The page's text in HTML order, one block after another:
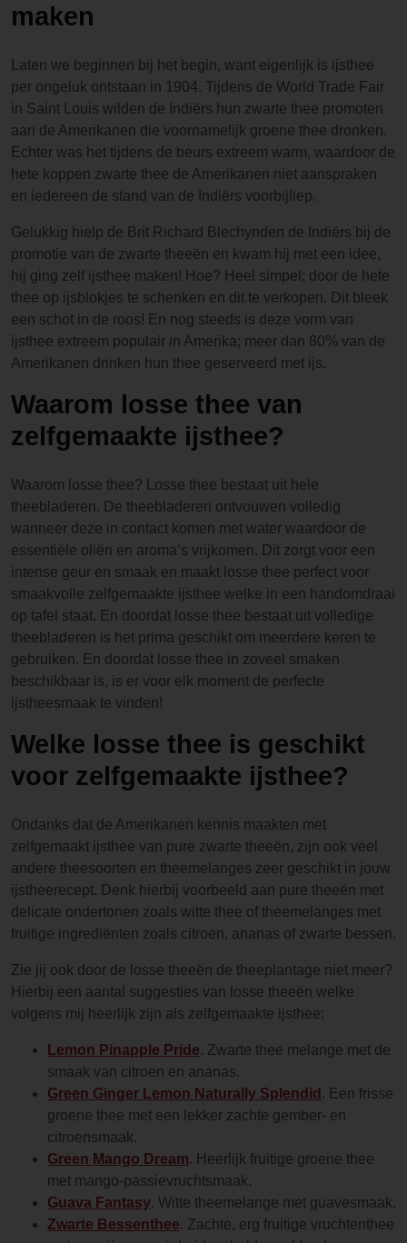
maken
Laten we beginnen bij het begin, want eigenlijk is ijsthee
per ongeluk ontstaan in 1904. Tijdens de World Trade Fair
in Saint Louis wilden de Indiërs hun zwarte thee promoten
aan de Amerikanen die voornamelijk groene thee dronken.
Echter was het tijdens de beurs extreem warm, waardoor de
hete koppen zwarte thee de Amerikanen niet aanspraken
en iedereen de stand van de Indiërs voorbijliep.
Gelukkig hielp de Brit Richard Blechynden de Indiërs bij de
promotie van de zwarte theeën en kwam hij met een idee,
hij ging zelf ijsthee maken! Hoe? Heel simpel; door de hete
thee op ijsblokjes te schenken en dit te verkopen. Dit bleek
een schot in de roos! En nog steeds is deze vorm van
ijsthee extreem populair in Amerika; meer dan 80% van de
Amerikanen drinken hun thee geserveerd met ijs.
Waarom losse thee van
zelfgemaakte ijsthee?
Waarom losse thee? Losse thee bestaat uit hele
theebladeren. De theebladeren ontvouwen volledig
wanneer deze in contact komen met water waardoor de
essentiële oliën en aroma’s vrijkomen. Dit zorgt voor een
intense geur en smaak en maakt losse thee perfect voor
smaakvolle zelfgemaakte ijsthee welke in een handomdraai
op tafel staat. En doordat losse thee bestaat uit volledige
theebladeren is het prima geschikt om meerdere keren te
gebruiken. En doordat losse thee in zoveel smaken
beschikbaar is, is er voor elk moment de perfecte
ijstheesmaak te vinden!
Welke losse thee is geschikt
voor zelfgemaakte ijsthee?
Ondanks dat de Amerikanen kennis maakten met
zelfgemaakt ijsthee van pure zwarte theeën, zijn ook veel
andere theesoorten en theemelanges zeer geschikt in jouw
ijstheerecept. Denk hierbij voorbeeld aan pure theeën met
delicate ondertonen zoals witte thee of theemelanges met
fruitige ingrediënten zoals citroen, ananas of zwarte bessen.
Zie jij ook door de losse theeën de theeplantage niet meer?
Hierbij een aantal suggesties van losse theeën welke
volgens mij heerlijk zijn als zelfgemaakte ijsthee:
Lemon Pinapple Pride. Zwarte thee melange met de
smaak van citroen en ananas.
Green Ginger Lemon Naturally Splendid . Een frisse
groene thee met een lekker zachte gember- en
citroensmaak.
Green Mango Dream. Heerlijk fruitige groene thee
met mango-passievruchtsmaak.
Guava Fantasy. Witte theemelange met guavesmaak.
Zwarte Bessenthee. Zachte, erg fruitige vruchtenthee